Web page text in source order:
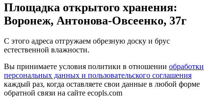
Площадка открытого хранения:
Воронеж, Антонова-Овсеенко, 37г
С этого адреса отгружаем обрезную доску и брус
естественной влажности.
Вы принимаете условия политики в отношении обработки
персональных данных и пользовательского соглашения
каждый раз, когда оставляете свои данные в любой форме
обратной связи на сайте ecopls.com